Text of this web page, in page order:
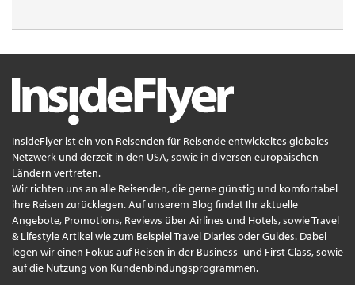
InsideFlyer ist ein von Reisenden für Reisende entwickeltes globales
Netzwerk und derzeit in den USA, sowie in diversen europäischen
Ländern vertreten.
Wir richten uns an alle Reisenden, die gerne günstig und komfortabel
ihre Reisen zurücklegen. Auf unserem Blog findet Ihr aktuelle
Angebote, Promotions, Reviews über Airlines und Hotels, sowie Travel
& Lifestyle Artikel wie zum Beispiel Travel Diaries oder Guides. Dabei
legen wir einen Fokus auf Reisen in der Business- und First Class, sowie
auf die Nutzung von Kundenbindungsprogrammen.